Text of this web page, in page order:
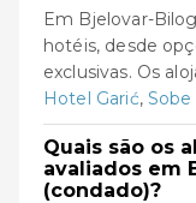
Em Bjelovar-
hotéis, desde
exclusivas. Os
Hotel Garić, Sobe
Quais são os
avaliados em
(condado)?